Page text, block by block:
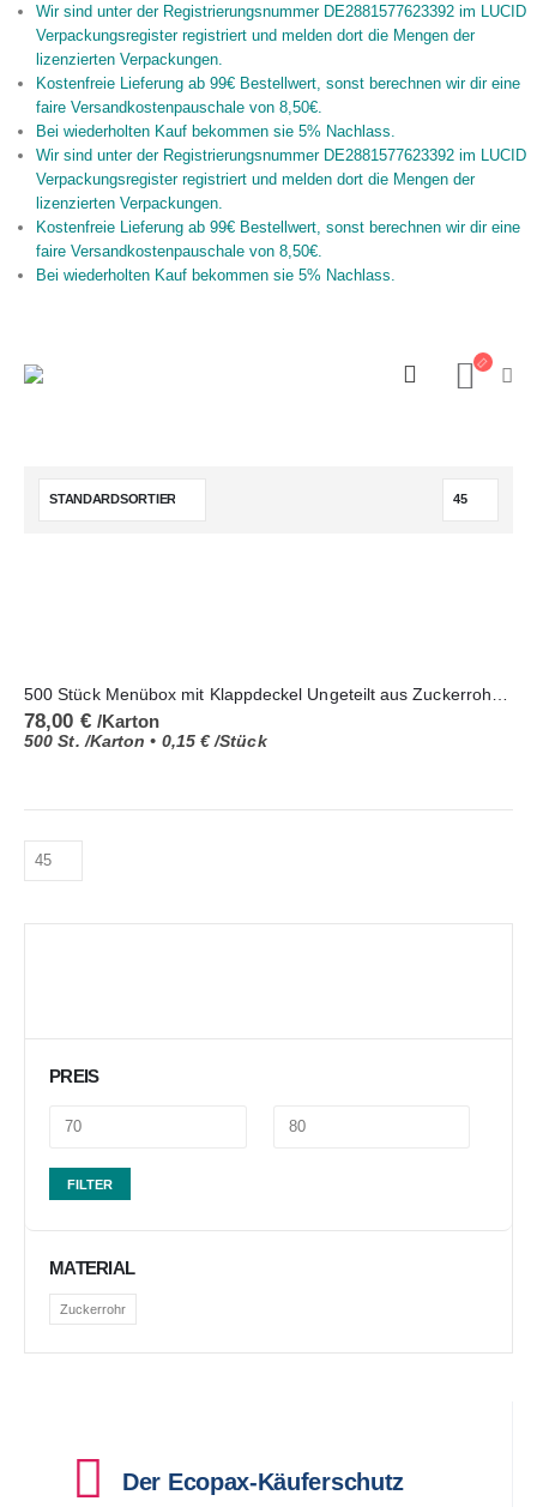
Wir sind unter der Registrierungsnummer DE2881577623392 im LUCID
Verpackungsregister registriert und melden dort die Mengen der
lizenzierten Verpackungen.
Kostenfreie Lieferung ab 99€ Bestellwert, sonst berechnen wir dir eine
faire Versandkostenpauschale von 8,50€.
Bei wiederholten Kauf bekommen sie 5% Nachlass.
Wir sind unter der Registrierungsnummer DE2881577623392 im LUCID
Verpackungsregister registriert und melden dort die Mengen der
lizenzierten Verpackungen.
Kostenfreie Lieferung ab 99€ Bestellwert, sonst berechnen wir dir eine
faire Versandkostenpauschale von 8,50€.
Bei wiederholten Kauf bekommen sie 5% Nachlass.
78,00 € /Karton
500 St. /Karton • 0,15 € /Stück
PREIS
FILTER
MATERIAL
Zuckerrohr
Der Ecopax-Käuferschutz